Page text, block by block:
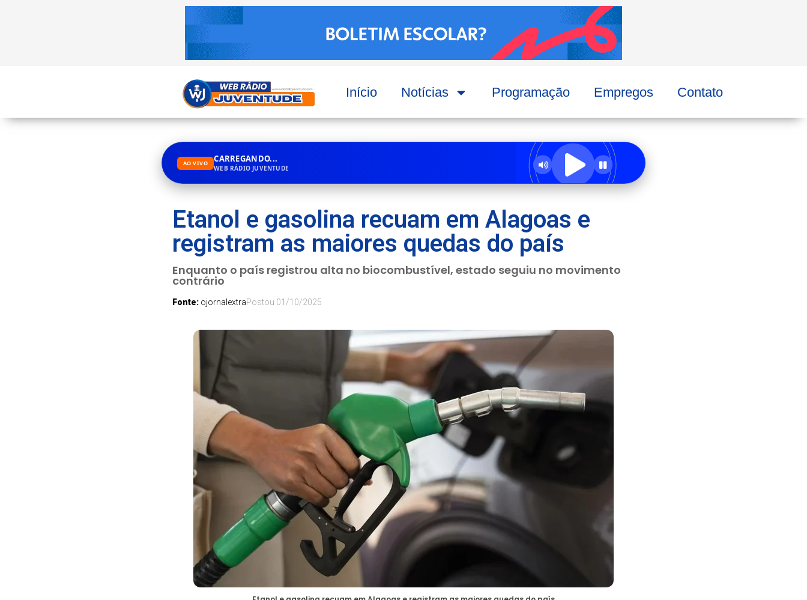
Início Notícias Programação Empregos Contato
AO VIVO CARREGANDO...
WEB RÁDIO JUVENTUDE
Etanol e gasolina recuam em Alagoas e
registram as maiores quedas do país
Enquanto o país registrou alta no biocombustível, estado seguiu no movimento
contrário
Fonte: ojornalextraPostou 01/10/2025